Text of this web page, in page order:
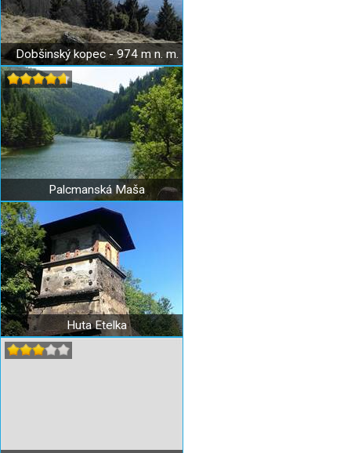
Dobšinský kopec - 974 m n. m.
Palcmanská Maša
Huta Etelka